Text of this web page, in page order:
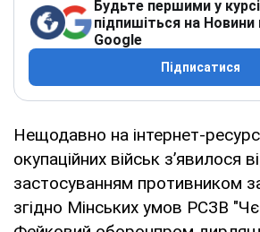
Будьте першими у
підпишіться на Новини
Google
Підписатися
Нещодавно на інтернет-
окупаційних військ з’явилося
застосуванням противником
згідно Мінських умов РСЗВ